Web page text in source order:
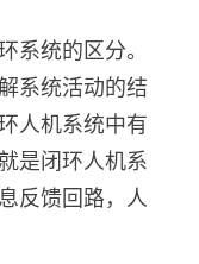
系统的区分。
系统活动的结
人机系统中有
是闭环人机系
反馈回路，人